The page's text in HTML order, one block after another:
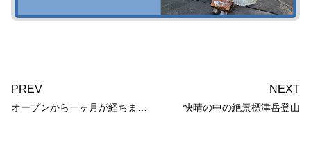
PREV NEXT
快晴の中の絶景標津岳登山